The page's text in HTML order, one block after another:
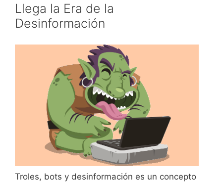
Llega la Era de la
Desinformación
Troles, bots y desinformación es un concepto